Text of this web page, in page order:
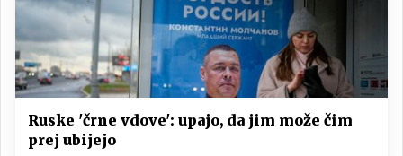
Ruske 'črne vdove': upajo, da jim može čim
prej ubijejo